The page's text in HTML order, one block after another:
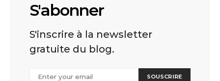
S'abonner
S'inscrire à la newsletter
gratuite du blog.
SOUSCRIRE